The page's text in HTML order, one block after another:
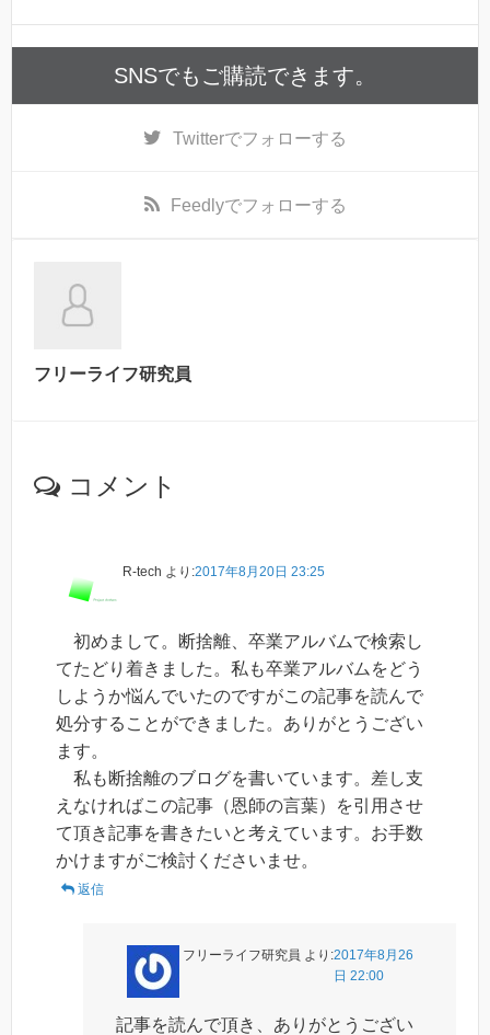
SNSでもご購読できます。
Twitterでフォローする
Feedlyでフォローする
フリーライフ研究員
コメント
R-tech より:2017年8月20日 23:25
初めまして。断捨離、卒業アルバムで検索し
てたどり着きました。私も卒業アルバムをどう
しようか悩んでいたのですがこの記事を読んで
処分することができました。ありがとうござい
ます。
私も断捨離のブログを書いています。差し支
えなければこの記事（恩師の言葉）を引用させ
て頂き記事を書きたいと考えています。お手数
かけますがご検討くださいませ。
返信
フリーライフ研究員 より:2017年8月26
日 22:00
記事を読んで頂き、ありがとうござい